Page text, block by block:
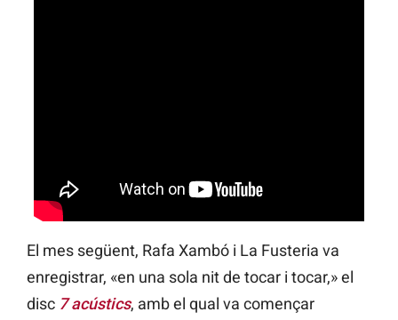
El mes següent, Rafa Xambó i La Fusteria va
enregistrar, «en una sola nit de tocar i tocar,» el
disc 7 acústics, amb el qual va començar